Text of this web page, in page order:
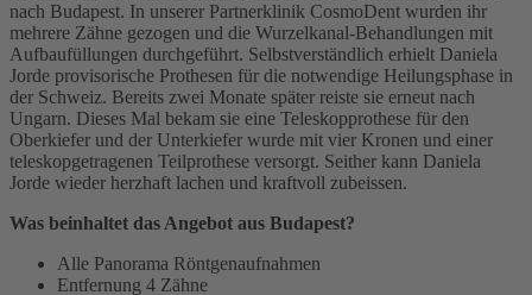
nach Budapest. In unserer Partnerklinik CosmoDent wurden ihr
mehrere Zähne gezogen und die Wurzelkanal-Behandlungen mit
Aufbaufüllungen durchgeführt. Selbstverständlich erhielt Daniela
Jorde provisorische Prothesen für die notwendige Heilungsphase in
der Schweiz. Bereits zwei Monate später reiste sie erneut nach
Ungarn. Dieses Mal bekam sie eine Teleskopprothese für den
Oberkiefer und der Unterkiefer wurde mit vier Kronen und einer
teleskopgetragenen Teilprothese versorgt. Seither kann Daniela
Jorde wieder herzhaft lachen und kraftvoll zubeissen.
Was beinhaltet das Angebot aus Budapest?
Alle Panorama Röntgenaufnahmen
Entfernung 4 Zähne